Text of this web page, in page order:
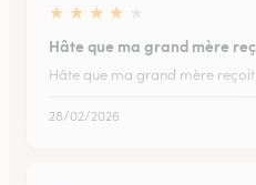
★ ★ ★ ★
Hâte que ma grand mère
Hâte que ma grand mère
28/02/2026